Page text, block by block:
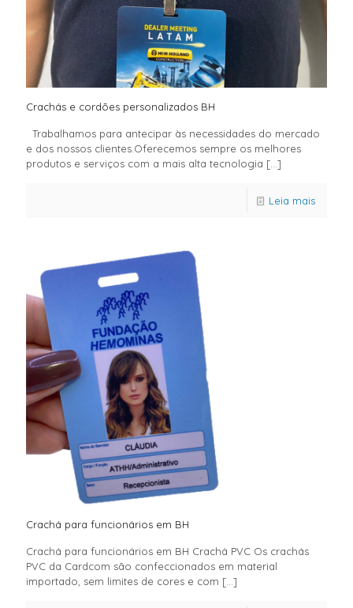
Crachás e cordões personalizados BH
Trabalhamos para antecipar às necessidades do mercado
e dos nossos clientes.Oferecemos sempre os melhores
produtos e serviços com a mais alta tecnologia […]
Leia mais
Crachá para funcionários em BH
Crachá para funcionários em BH Crachá PVC Os crachás
PVC da Cardcom são confeccionados em material
importado, sem limites de cores e com […]